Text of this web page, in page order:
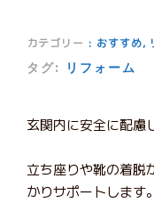
カテゴリー : おすすめ,
タグ: リフォーム
玄関内に安全に配慮
立ち座りや靴の着脱
かりサポートします。